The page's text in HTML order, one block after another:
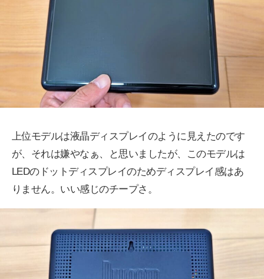
上位モデルは液晶ディスプレイのように見えたのです
が、それは嫌やなぁ、と思いましたが、このモデルは
LEDのドットディスプレイのためディスプレイ感はあ
りません。いい感じのチープさ。